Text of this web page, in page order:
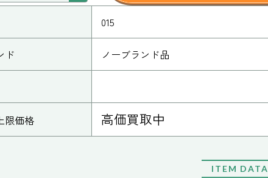
015
ド ノーブランド品
限価格 高価買取中
ITEM DATA